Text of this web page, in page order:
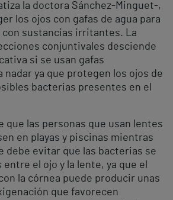
la doctora Sánchez-Minguet-,
los ojos con gafas de agua para
sustancias irritantes. La
conjuntivales desciende
si se usan gafas
nadar ya que protegen los ojos de
bacterias presentes en el
que las personas que usan lentes
en playas y piscinas mientras
debe evitar que las bacterias se
el ojo y la lente, ya que el
la córnea puede producir unas
que favorecen